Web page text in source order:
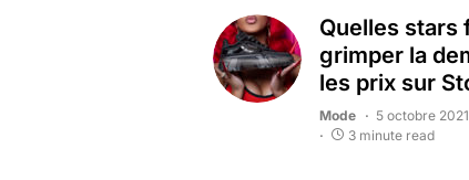
Quelles stars
grimper la
les prix sur
Mode
5 octobre 2021
3 minute read